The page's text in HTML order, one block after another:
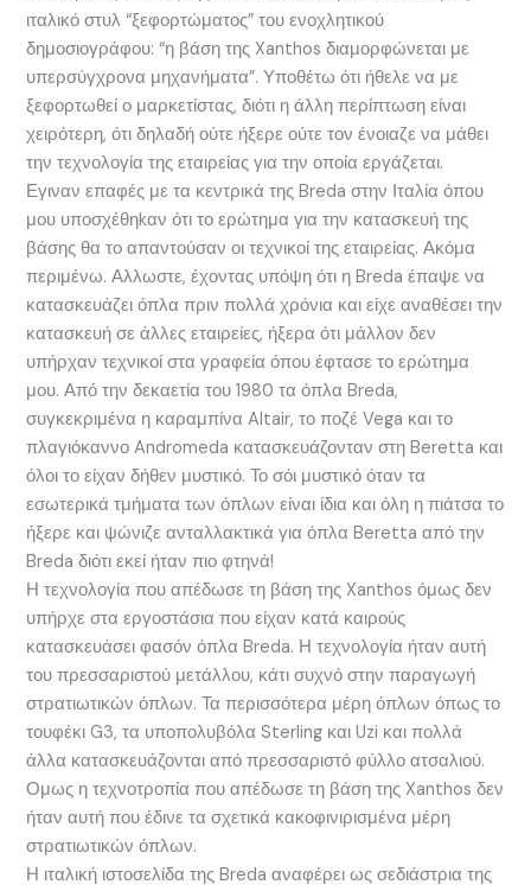
ιταλικό στυλ “ξεφορτώματος” του ενοχλητικού
δημοσιογράφου: “η βάση της Xanthos διαμορφώνεται με
υπερσύγχρονα μηχανήματα”. Υποθέτω ότι ήθελε να με
ξεφορτωθεί ο μαρκετίστας, διότι η άλλη περίπτωση είναι
χειρότερη, ότι δηλαδή ούτε ήξερε ούτε τον ένοιαζε να μάθει
την τεχνολογία της εταιρείας για την οποία εργάζεται.
Εγιναν επαφές με τα κεντρικά της Breda στην Ιταλία όπου
μου υποσχέθηkαν ότι το ερώτημα για την κατασκευή της
βάσης θα το απαντούσαν οι τεχνικοί της εταιρείας. Ακόμα
περιμένω. Αλλωστε, έχοντας υπόψη ότι η Breda έπαψε να
κατασκευάζει όπλα πριν πολλά χρόνια και είχε αναθέσει την
κατασκευή σε άλλες εταιρείες, ήξερα ότι μάλλον δεν
υπήρχαν τεχνικοί στα γραφεία όπου έφτασε το ερώτημα
μου. Από την δεκαετία του 1980 τα όπλα Breda,
συγκεκριμένα η καραμπίνα Altair, το ποζέ Vega και το
πλαγιόκαννο Andromeda κατασκευάζονταν στη Beretta και
όλοι το είχαν δήθεν μυστικό. Το σόι μυστικό όταν τα
εσωτερικά τμήματα των όπλων είναι ίδια και όλη η πιάτσα το
ήξερε και ψώνιζε ανταλλακτικά για όπλα Beretta από την
Breda διότι εκεί ήταν πιο φτηνά!
Η τεχνολογία που απέδωσε τη βάση της Xanthos όμως δεν
υπήρχε στα εργοστάσια που είχαν κατά καιρούς
κατασκευάσει φασόν όπλα Breda. Η τεχνολογία ήταν αυτή
του πρεσσαριστού μετάλλου, κάτι συχνό στην παραγωγή
στρατιωτικών όπλων. Τα περισσότερα μέρη όπλων όπως το
τουφέκι G3, τα υποπολυβόλα Sterling και Uzi και πολλά
άλλα κατασκευάζονται από πρεσσαριστό φύλλο ατσαλιού.
Ομως η τεχνοτροπία που απέδωσε τη βάση της Xanthos δεν
ήταν αυτή που έδινε τα σχετικά κακοφινιρισμένα μέρη
στρατιωτικών όπλων.
Η ιταλική ιστοσελίδα της Breda αναφέρει ως σεδιάστρια της